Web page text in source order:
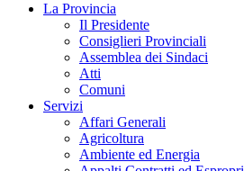
La Provincia
Il Presidente
Consiglieri Provinciali
Assemblea dei Sindaci
Atti
Comuni
Servizi
Affari Generali
Agricoltura
Ambiente ed Energia